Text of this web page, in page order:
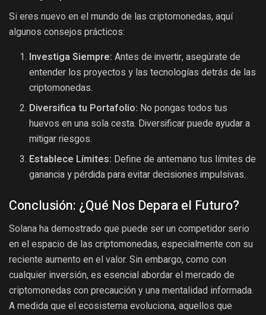
Si eres nuevo en el mundo de las criptomonedas, aquí
algunos consejos prácticos:
Investiga Siempre: Antes de invertir, asegúrate de
entender los proyectos y las tecnologías detrás de las
criptomonedas.
Diversifica tu Portafolio: No pongas todos tus
huevos en una sola cesta. Diversificar puede ayudar a
mitigar riesgos.
Establece Límites: Define de antemano tus límites de
ganancia y pérdida para evitar decisiones impulsivas.
Conclusión: ¿Qué Nos Depara el Futuro?
Solana ha demostrado que puede ser un competidor serio
en el espacio de las criptomonedas, especialmente con su
reciente aumento en el valor. Sin embargo, como con
cualquier inversión, es esencial abordar el mercado de
criptomonedas con precaución y una mentalidad informada.
A medida que el ecosistema evoluciona, aquellos que